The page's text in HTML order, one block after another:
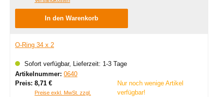
In den Warenkorb
O-Ring 34 x 2
Sofort verfügbar, Lieferzeit: 1-3 Tage
Artikelnummer: 0640
Preis: Regulärer Preis:
8,71 €
Preise exkl. MwSt. zzgl.
Nur noch wenige Artikel
verfügbar!